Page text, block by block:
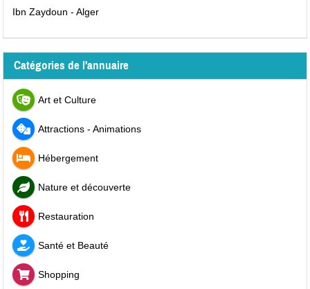
Ibn Zaydoun - Alger
Catégories de l'annuaire
Art et Culture
Attractions - Animations
Hébergement
Nature et découverte
Restauration
Santé et Beauté
Shopping